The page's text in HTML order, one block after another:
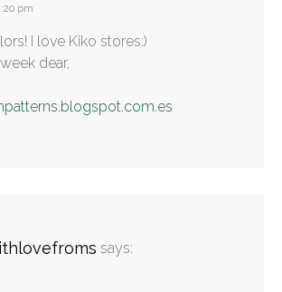
pm
I love Kiko stores:)
dear,
says: